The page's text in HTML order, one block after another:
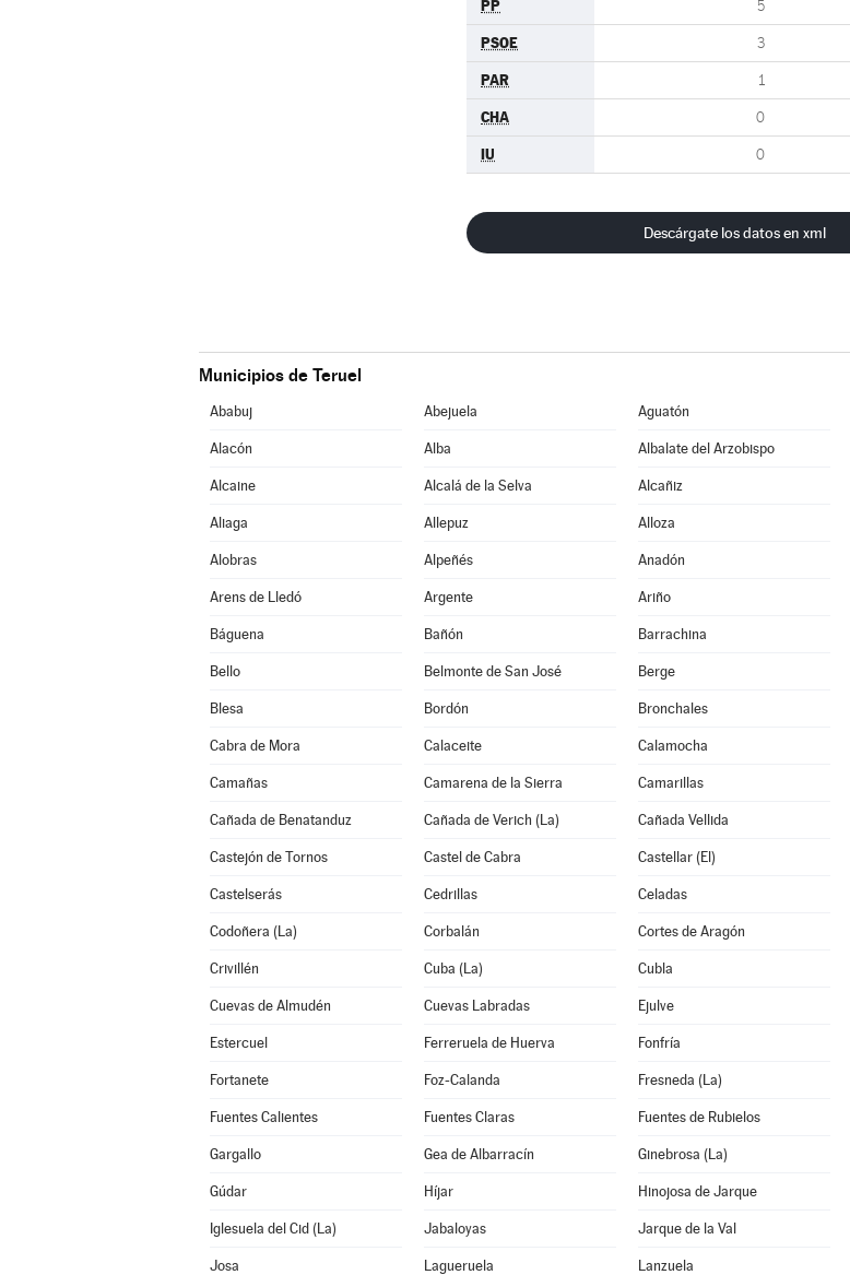
PP 5
PSOE 3
PAR 1
CHA 0
IU 0
Descárgate los datos en xml
Municipios de Teruel
Ababuj Abejuela Aguatón
Alacón Alba Albalate del Arzobispo
Alcaine Alcalá de la Selva Alcañiz
Aliaga Allepuz Alloza
Alobras Alpeñés Anadón
Arens de Lledó Argente Ariño
Báguena Bañón Barrachina
Bello Belmonte de San José Berge
Blesa Bordón Bronchales
Cabra de Mora Calaceite Calamocha
Camañas Camarena de la Sierra Camarillas
Cañada de Benatanduz Cañada de Verich (La) Cañada Vellida
Castejón de Tornos Castel de Cabra Castellar (El)
Castelserás Cedrillas Celadas
Codoñera (La) Corbalán Cortes de Aragón
Crivillén Cuba (La) Cubla
Cuevas de Almudén Cuevas Labradas Ejulve
Estercuel Ferreruela de Huerva Fonfría
Fortanete Foz-Calanda Fresneda (La)
Fuentes Calientes Fuentes Claras Fuentes de Rubielos
Gargallo Gea de Albarracín Ginebrosa (La)
Gúdar Híjar Hinojosa de Jarque
Iglesuela del Cid (La) Jabaloyas Jarque de la Val
Josa Lagueruela Lanzuela